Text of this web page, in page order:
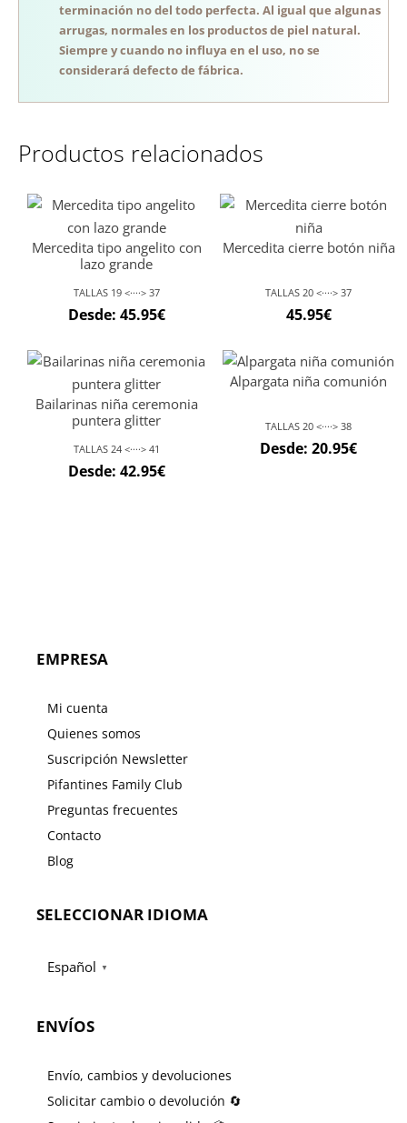
terminación no del todo perfecta. Al igual que algunas
arrugas, normales en los productos de piel natural.
Siempre y cuando no influya en el uso, no se
considerará defecto de fábrica.
Productos relacionados
Mercedita tipo angelito con
lazo grande
TALLAS 19 <····> 37
Desde: 45.95€
Mercedita cierre botón niña
TALLAS 20 <····> 37
45.95€
Bailarinas niña ceremonia
puntera glitter
TALLAS 24 <····> 41
Desde: 42.95€
Alpargata niña comunión
TALLAS 20 <····> 38
Desde:20.95€
EMPRESA
Mi cuenta
Quienes somos
Suscripción Newsletter
Pifantines Family Club
Preguntas frecuentes
Contacto
Blog
SELECCIONAR IDIOMA
Español ▼
ENVÍOS
Envío, cambios y devoluciones
Solicitar cambio o devolución 🔄